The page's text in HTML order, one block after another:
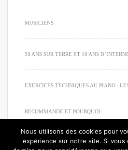
MUSICIENS
50 ANS SUR TERRE ET 10 ANS
EXERCICES TECHNIQUES AU PIANO :
RECOMMANDE ET POURQUOI
Nous utilisons des cookies pour
expérience sur notre site. Si vous